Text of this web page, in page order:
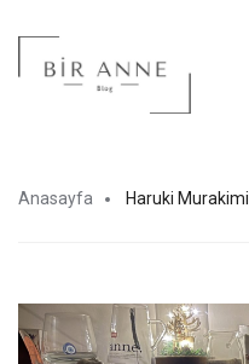
Anasayfa Haruki Murakimi